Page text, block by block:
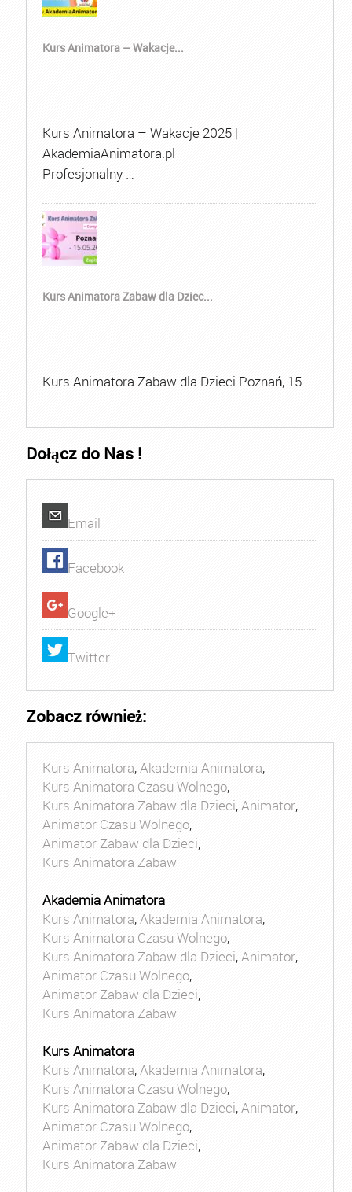
Kurs Animatora – Wakacje...
Kurs Animatora – Wakacje 2025 |
AkademiaAnimatora.pl
Profesjonalny …
Kurs Animatora Zabaw dla Dziec...
Kurs Animatora Zabaw dla Dzieci Poznań, 15 …
Dołącz do Nas !
Email
Facebook
Google+
Twitter
Zobacz również:
Kurs Animatora,Akademia Animatora,
Kurs Animatora Czasu Wolnego,
Kurs Animatora Zabaw dla Dzieci,Animator,
Animator Czasu Wolnego,
Animator Zabaw dla Dzieci,
Kurs Animatora Zabaw
Akademia Animatora
Kurs Animatora,Akademia Animatora,
Kurs Animatora Czasu Wolnego,
Kurs Animatora Zabaw dla Dzieci,Animator,
Animator Czasu Wolnego,
Animator Zabaw dla Dzieci,
Kurs Animatora Zabaw
Kurs Animatora
Kurs Animatora,Akademia Animatora,
Kurs Animatora Czasu Wolnego,
Kurs Animatora Zabaw dla Dzieci,Animator,
Animator Czasu Wolnego,
Animator Zabaw dla Dzieci,
Kurs Animatora Zabaw